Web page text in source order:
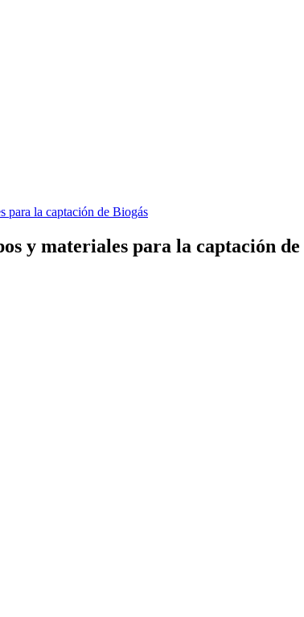
para la captación de Biogás
y materiales para la captación de